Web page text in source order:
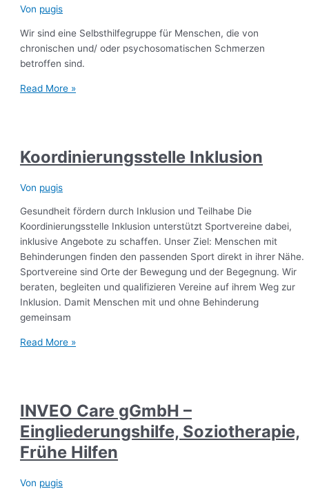
Von pugis
Wir sind eine Selbsthilfegruppe für Menschen, die von
chronischen und/ oder psychosomatischen Schmerzen
betroffen sind.
Read More »
Koordinierungsstelle Inklusion
Von pugis
Gesundheit fördern durch Inklusion und Teilhabe Die
Koordinierungsstelle Inklusion unterstützt Sportvereine dabei,
inklusive Angebote zu schaffen. Unser Ziel: Menschen mit
Behinderungen finden den passenden Sport direkt in ihrer Nähe.
Sportvereine sind Orte der Bewegung und der Begegnung. Wir
beraten, begleiten und qualifizieren Vereine auf ihrem Weg zur
Inklusion. Damit Menschen mit und ohne Behinderung
gemeinsam
Read More »
INVEO Care gGmbH –
Eingliederungshilfe, Soziotherapie,
Frühe Hilfen
Von pugis